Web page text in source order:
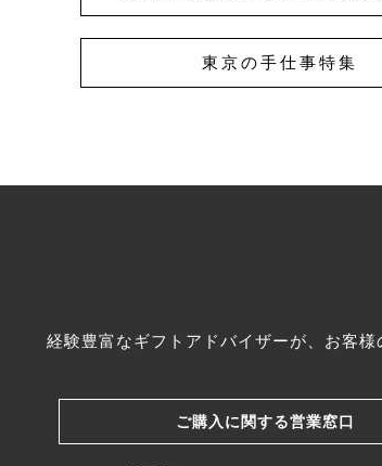
東京の手仕事特集
経験豊富なギフトアドバイザーが、お客
ご購入に関する営業窓口